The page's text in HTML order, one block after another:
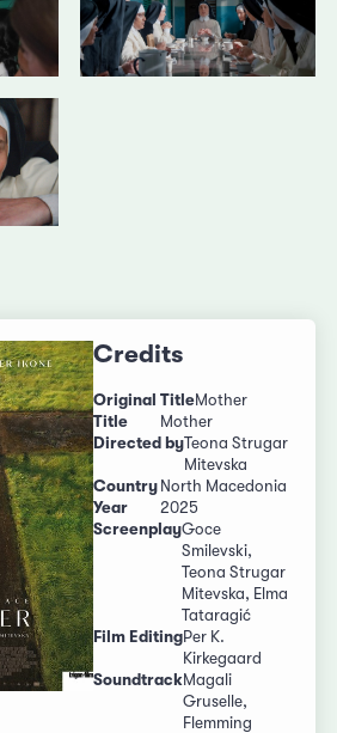
Credits
Original TitleMother
Title
Mother
Directed byTeona Strugar
Mitevska
Country North Macedonia
Year
2025
ScreenplayGoce
Smilevski,
Teona Strugar
Mitevska, Elma
Tataragić
Film EditingPer K.
Kirkegaard
SoundtrackMagali
Gruselle,
Flemming